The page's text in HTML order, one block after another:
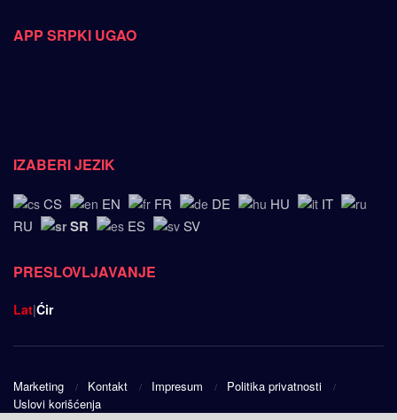
APP SRPKI UGAO
IZABERI JEZIK
CS EN FR DE HU
IT
RU
SR ES SV
PRESLOVLJAVANJE
Lat|Ćir
Marketing Kontakt Impresum
Politika privatnosti
Uslovi korišćenja